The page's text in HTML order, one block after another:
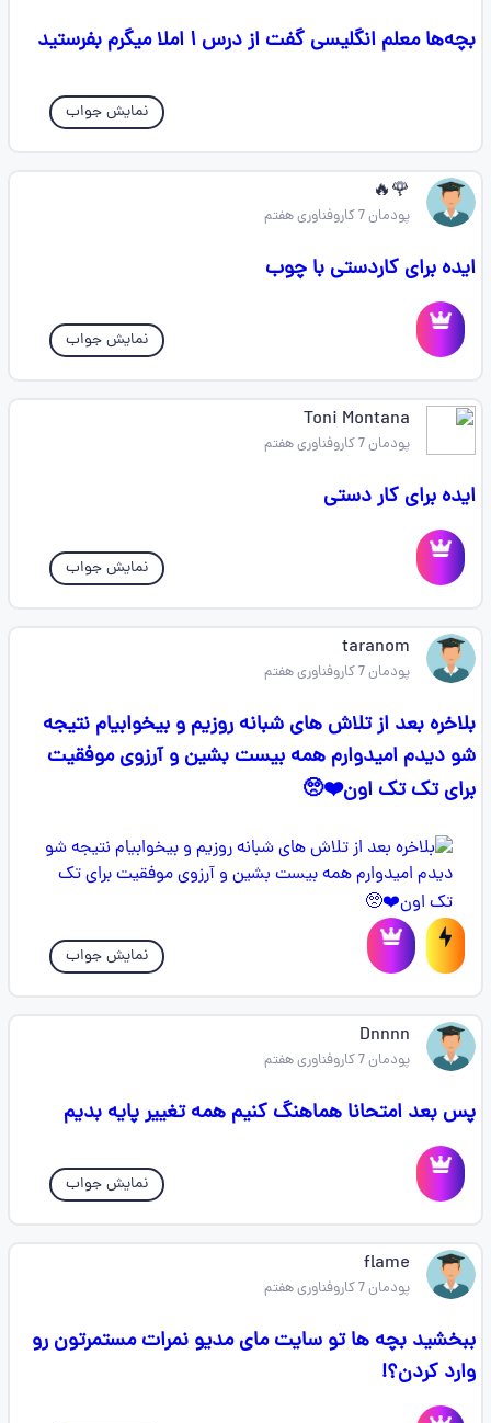
بچه‌ها معلم انگلیسی گفت از درس ۱ املا میگرم بفرستید
نمایش جواب
🌹🔥
پودمان 7 کاروفناوری هفتم
ایده برای کاردستی با چوب
نمایش جواب
Toni Montana
پودمان 7 کاروفناوری هفتم
ایده برای کار دستی
نمایش جواب
taranom
پودمان 7 کاروفناوری هفتم
بلاخره بعد از تلاش های شبانه روزیم و بیخوابیام نتیجه
شو دیدم امیدوارم همه بیست بشین و آرزوی موفقیت
برای تک تک اون❤️🥺
نمایش جواب
Dnnnn
پودمان 7 کاروفناوری هفتم
پس بعد امتحانا هماهنگ کنیم همه تغییر پایه بدیم
نمایش جواب
flame
پودمان 7 کاروفناوری هفتم
ببخشید بچه ها تو سایت مای مدیو نمرات مستمرتون رو
وارد کردن؟!